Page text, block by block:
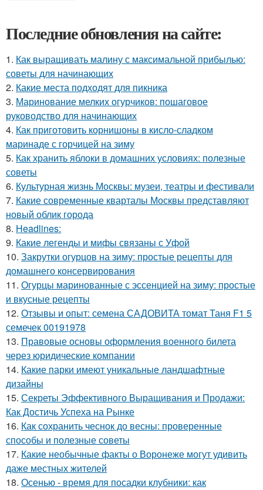
Последние обновления на сайте:
1. Как выращивать малину с максимальной прибылью:
советы для начинающих
2. Какие места подходят для пикника
3. Маринование мелких огурчиков: пошаговое
руководство для начинающих
4. Как приготовить корнишоны в кисло-сладком
маринаде с горчицей на зиму
5. Как хранить яблоки в домашних условиях: полезные
советы
6. Культурная жизнь Москвы: музеи, театры и фестивали
7. Какие современные кварталы Москвы представляют
новый облик города
8. Headlines:
9. Какие легенды и мифы связаны с Уфой
10. Закрутки огурцов на зиму: простые рецепты для
домашнего консервирования
11. Огурцы маринованные с эссенцией на зиму: простые
и вкусные рецепты
12. Отзывы и опыт: семена САДОВИТА томат Таня F1 5
семечек 00191978
13. Правовые основы оформления военного билета
через юридические компании
14. Какие парки имеют уникальные ландшафтные
дизайны
15. Секреты Эффективного Выращивания и Продажи:
Как Достичь Успеха на Рынке
16. Как сохранить чеснок до весны: проверенные
способы и полезные советы
17. Какие необычные факты о Воронеже могут удивить
даже местных жителей
18. Осенью - время для посадки клубники: как